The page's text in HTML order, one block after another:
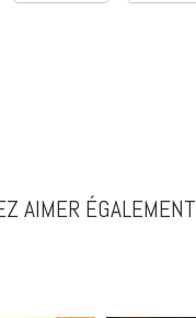
AIMER ÉGALEMENT